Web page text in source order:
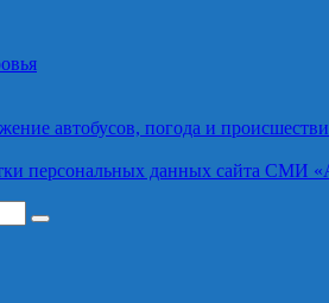
автобусов, погода и
персональных данных сайта СМИ